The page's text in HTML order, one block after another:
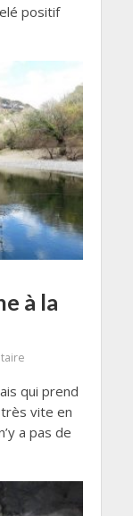
positif
à la
qui prend
vite en
a pas de